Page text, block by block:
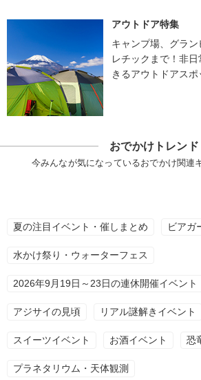
アウトドア特集
キャンプ場、グラ
レチックまで！非
きるアウトドアスポ
おでかけトレンド
今みんなが気になっているおでかけ関連
夏の注目イベント・催しまとめ ビアガ
水かけ祭り・ウォーターフェス
2026年9月19日～23日の連休開催イベント
アジサイの見頃 リアル謎解きイベント
スイーツイベント お酒イベント 恐
プラネタリウム・天体観測